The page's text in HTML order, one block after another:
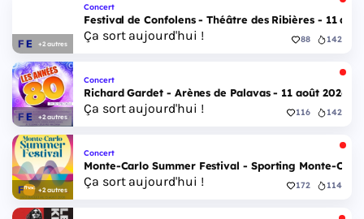
+2 autres
Concert
Festival de Confolens - Théâtre des Ribières - 11
Ça sort aujourd'hui ! 88 142
+2 autres
Concert
Richard Gardet - Arènes de Palavas - 11 août 2026
Ça sort aujourd'hui ! 116 142
+2 autres
Concert
Monte-Carlo Summer Festival - Sporting Monte-
Ça sort aujourd'hui ! 172 114